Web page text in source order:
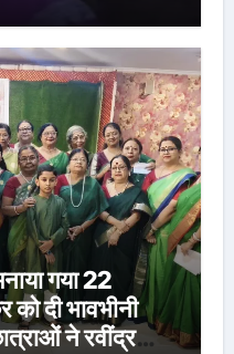
गया 22
दी भावभीनी
ने रवींद्र